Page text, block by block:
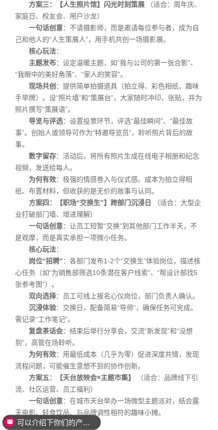
方案三：【人生照片馆】闪光时刻策展 （适合：周年庆、
家庭日、校友会、用户沙龙）
一句话创意：不请摄影师，而是邀请每位参与者，成为自
己和他人的“人生策展人”，用手机共创一场摄影展。
核心玩法：
主题发布：设定温暖主题，如“我与公司的第一张合影”、
“我眼中的美好角落”、“家人的笑容”。
现场共创 ：提供简单拍摄道具（拍立得、彩色相纸、趣味
手举牌）。设“照片墙”和“策展台”，大家随时冲印、张贴，并为
照片撰写“策展语”。
导览与评选：设置投票环节，评选“最佳瞬间”、“最佳故
事”。创始人或领导可作为“特邀导览员”，聆听照片背后的故
事。
数字留存：活动后，将所有照片生成在线电子相册和纪念
视频，发送给每人。
为何有效：极强的情感卷入与仪式感。成本为拍立得相
纸、布置材料，但收获的是无价的故事与认同。
方案四：【职场“交换生”】跨部门沉浸日
（适合：大型企
业打破部门墙、增进理解）
一句话创意：让员工短暂“交换”到其他部门工作半天，不
是观摩，而是真实承担一项微小任务。
核心玩法：
岗位“招聘”：各部门发布1-2个“交换生”体验岗位，描述核
心任务（如“为销售部筛选10条潜在客户线索”、“帮设计部找5
张参考图”）。
双向选择：员工可线上报名心仪岗位，部门负责人确认。
沉浸体验：交换日，配备简易“导师”，确保任务可完成。
需记录“工作笔记”。
复盘茶话会：结束后举行分享会，交流“新发现”和“没想
到”，高管在场聆听。
为何有效：用最低成本（几乎为零）促进深度共情，发现
流程问题，可能催生意想不到的协作创新。
方案五：【天台放映会×主题市集】
（适合：品牌线下引
流、社区运营、员工福利）
一句话创意：在城市天台举办一场微型主题派对，结合露
天电影、轻食饮品、与品牌调性相符的趣味小摊。
核心玩法：